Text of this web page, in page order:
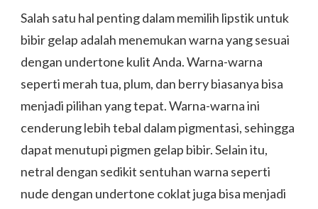
Salah satu hal penting dalam memilih lipstik untuk
bibir gelap adalah menemukan warna yang sesuai
dengan undertone kulit Anda. Warna-warna
seperti merah tua, plum, dan berry biasanya bisa
menjadi pilihan yang tepat. Warna-warna ini
cenderung lebih tebal dalam pigmentasi, sehingga
dapat menutupi pigmen gelap bibir. Selain itu,
netral dengan sedikit sentuhan warna seperti
nude dengan undertone coklat juga bisa menjadi